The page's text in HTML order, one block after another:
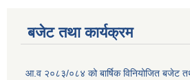
बजेट तथा कार्यक्रम
आ.व २०८३/०८४ को बार्षिक विनियोजित बजेट